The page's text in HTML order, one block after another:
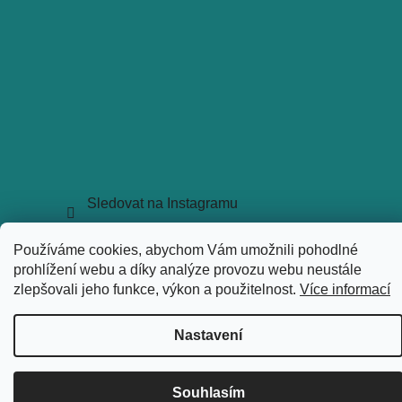
Používáme cookies, abychom Vám umožnili pohodlné
prohlížení webu a díky analýze provozu webu neustále
zlepšovali jeho funkce, výkon a použitelnost. Více informací
Nastavení
Souhlasím
Sledovat na Instagramu
Vytvořil Shoptet
Upravit nastavení cookies